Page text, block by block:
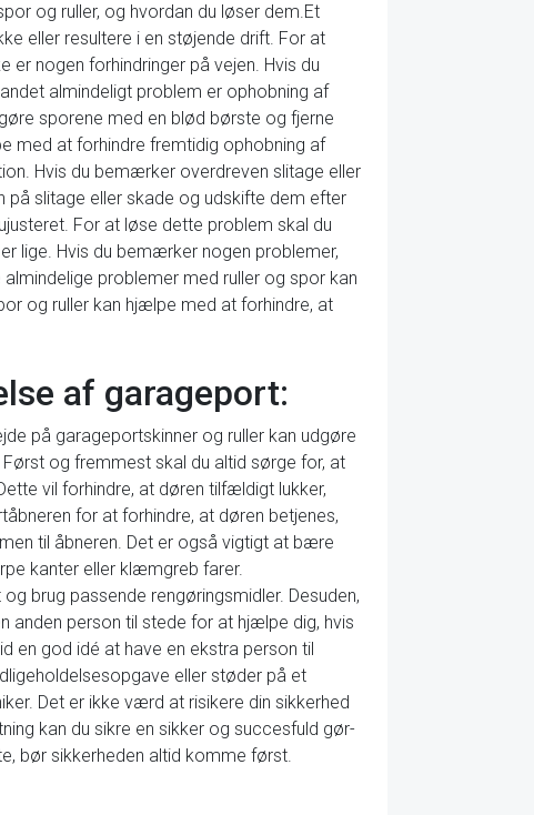
og ruller, og hvordan du løser dem.Et
eller resultere i en støjende drift. For at
nogen forhindringer på vejen. Hvis du
almindeligt problem er ophobning af
sporene med en blød børste og fjerne
med at forhindre fremtidig ophobning af
Hvis du bemærker overdreven slitage eller
på slitage eller skade og udskifte dem efter
For at løse dette problem skal du
lige. Hvis du bemærker nogen problemer,
problemer med ruller og spor kan
og ruller kan hjælpe med at forhindre, at
af garageport:
på garageportskinner og ruller kan udgøre
og fremmest skal du altid sørge for, at
vil forhindre, at døren tilfældigt lukker,
for at forhindre, at døren betjenes,
til åbneren. Det er også vigtigt at bære
kanter eller klæmgreb farer.
brug passende rengøringsmidler. Desuden,
anden person til stede for at hjælpe dig, hvis
en god idé at have en ekstra person til
eller støder på et
Det er ikke værd at risikere din sikkerhed
kan du sikre en sikker og succesfuld gør-
bør sikkerheden altid komme først.